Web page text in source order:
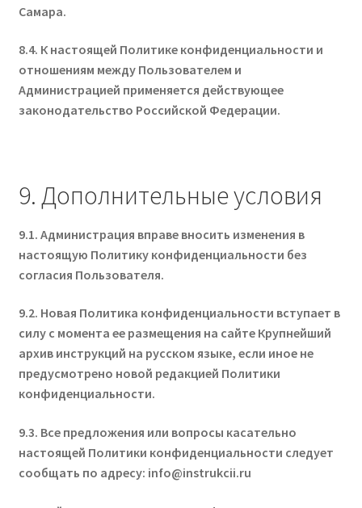
Самара.
8.4. К настоящей Политике конфиденциальности и
отношениям между Пользователем и
Администрацией применяется действующее
законодательство Российской Федерации.
9. Дополнительные условия
9.1. Администрация вправе вносить изменения в
настоящую Политику конфиденциальности без
согласия Пользователя.
9.2. Новая Политика конфиденциальности вступает в
силу с момента ее размещения на сайте Крупнейший
архив инструкций на русском языке, если иное не
предусмотрено новой редакцией Политики
конфиденциальности.
9.3. Все предложения или вопросы касательно
настоящей Политики конфиденциальности следует
сообщать по адресу: info@instrukcii.ru